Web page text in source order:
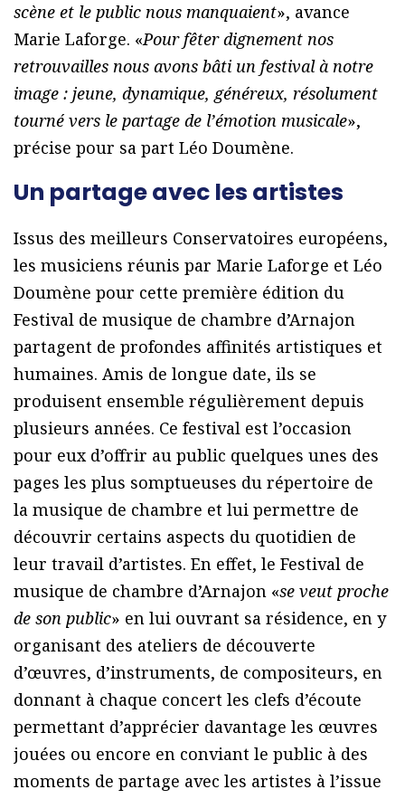
scène et le public nous manquaient», avance
Marie Laforge. «Pour fêter dignement nos
retrouvailles nous avons bâti un festival à notre
image : jeune, dynamique, généreux, résolument
tourné vers le partage de l’émotion musicale»,
précise pour sa part Léo Doumène.
Un partage avec les artistes
Issus des meilleurs Conservatoires européens,
les musiciens réunis par Marie Laforge et Léo
Doumène pour cette première édition du
Festival de musique de chambre d’Arnajon
partagent de profondes affinités artistiques et
humaines. Amis de longue date, ils se
produisent ensemble régulièrement depuis
plusieurs années. Ce festival est l’occasion
pour eux d’offrir au public quelques unes des
pages les plus somptueuses du répertoire de
la musique de chambre et lui permettre de
découvrir certains aspects du quotidien de
leur travail d’artistes. En effet, le Festival de
musique de chambre d’Arnajon «se veut proche
de son public» en lui ouvrant sa résidence, en y
organisant des ateliers de découverte
d’œuvres, d’instruments, de compositeurs, en
donnant à chaque concert les clefs d’écoute
permettant d’apprécier davantage les œuvres
jouées ou encore en conviant le public à des
moments de partage avec les artistes à l’issue